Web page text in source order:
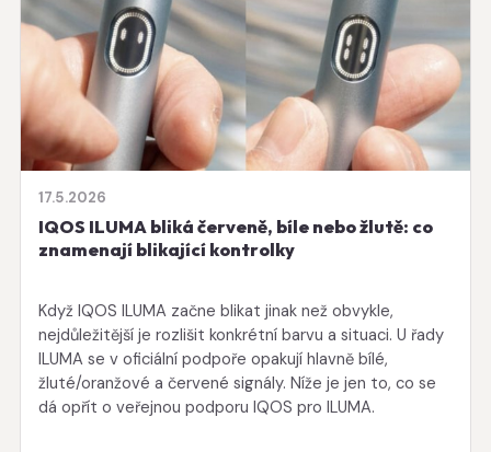
17.5.2026
IQOS ILUMA bliká červeně, bíle nebo žlutě: co
znamenají blikající kontrolky
Když IQOS ILUMA začne blikat jinak než obvykle,
nejdůležitější je rozlišit konkrétní barvu a situaci. U řady
ILUMA se v oficiální podpoře opakují hlavně bílé,
žluté/oranžové a červené signály. Níže je jen to, co se
dá opřít o veřejnou podporu IQOS pro ILUMA.